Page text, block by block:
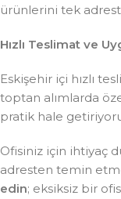
ürünlerini tek
Hızlı Teslimat ve
Eskişehir içi hızlı
toptan alımlarda
pratik hale
Ofisiniz için ihtiyaç
adresten temin
edin; eksiksiz bir